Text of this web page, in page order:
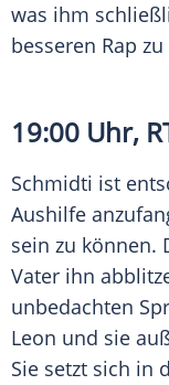
was ihm
besseren Rap
19:00 Uhr,
Schmidti ist
Aushilfe
sein zu können.
Vater ihn
unbedachten
Leon und sie
Sie setzt sich in